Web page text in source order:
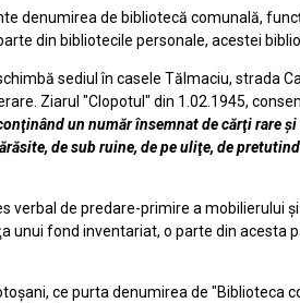
denumirea de bibliotecă comunală,
din bibliotecile personale, acestei
sediul în casele Tălmaciu, strada
Ziarul "Clopotul" din 1.02.1945,
un număr însemnat de cărţi rare
de sub ruine, de pe uliţe, de
verbal de predare-primire a mobilierului
unui fond inventariat, o parte din acesta
ce purta denumirea de "Biblioteca